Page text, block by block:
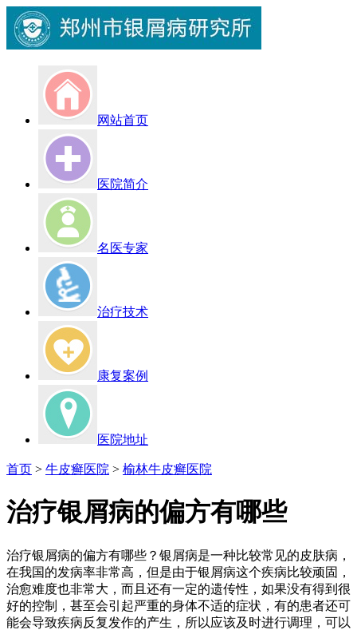
网站首页
医院简介
名医专家
治疗技术
康复案例
医院地址
首页 > 牛皮癣医院 > 榆林牛皮癣医院
治疗银屑病的偏方有哪些
治疗银屑病的偏方有哪些？银屑病是一种比较常见的皮肤病，
在我国的发病率非常高，但是由于银屑病这个疾病比较顽固，
治愈难度也非常大，而且还有一定的遗传性，如果没有得到很
好的控制，甚至会引起严重的身体不适的症状，有的患者还可
能会导致疾病反复发作的产生，所以应该及时进行调理，可以